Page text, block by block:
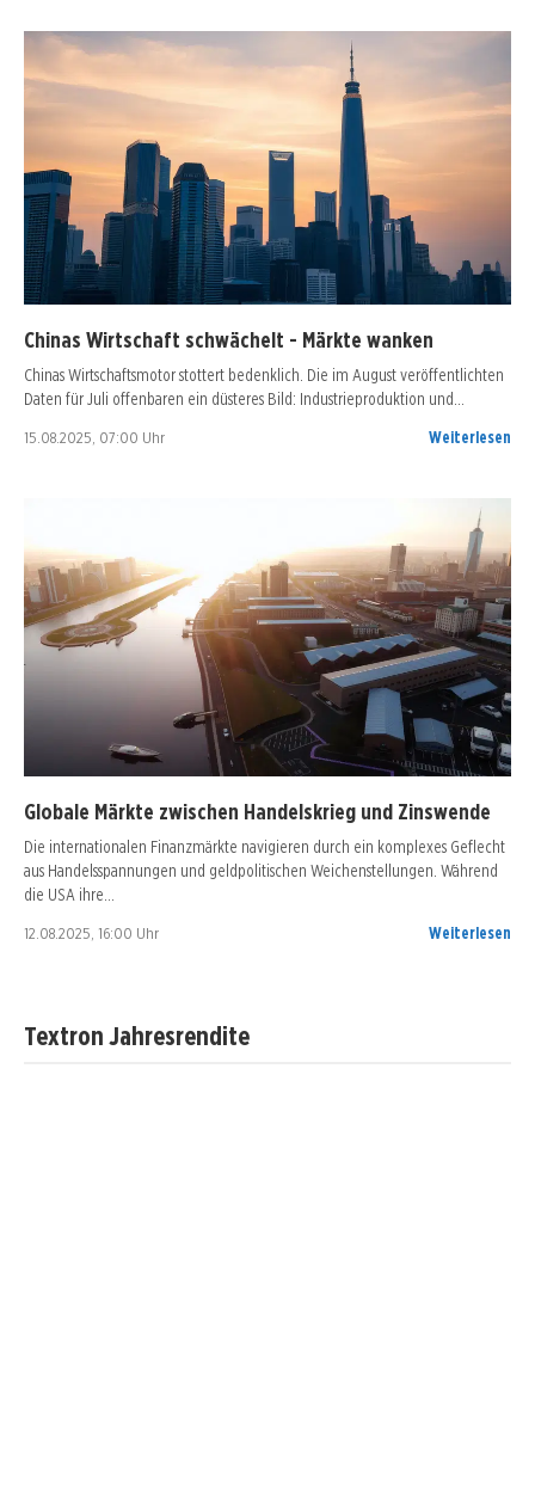
Chinas Wirtschaft schwächelt - Märkte wanken
Chinas Wirtschaftsmotor stottert bedenklich. Die im August veröffentlichten
Daten für Juli offenbaren ein düsteres Bild: Industrieproduktion und…
15.08.2025, 07:00 Uhr Weiterlesen
Globale Märkte zwischen Handelskrieg und Zinswende
Die internationalen Finanzmärkte navigieren durch ein komplexes Geflecht
aus Handelsspannungen und geldpolitischen Weichenstellungen. Während
die USA ihre…
12.08.2025, 16:00 Uhr Weiterlesen
Textron Jahresrendite